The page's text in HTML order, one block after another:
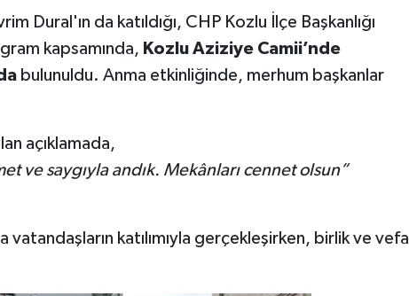
Dural'ın da katıldığı, CHP Kozlu İlçe Başkanlığı
kapsamında, Kozlu Aziziye Camii’nde
bulunuldu. Anma etkinliğinde, merhum başkanlar
açıklamada,
ve saygıyla andık. Mekânları cennet olsun”
vatandaşların katılımıyla gerçekleşirken, birlik ve vefa